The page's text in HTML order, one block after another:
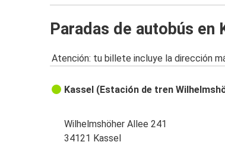
Paradas de autobús en
Atención: tu billete incluye la dirección
Kassel (Estación de tren
Wilhelmshöher Allee 241
34121 Kassel